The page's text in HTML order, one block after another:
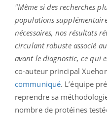
"Même si des recherches
populations
nécessaires, nos résultats
circulant robuste associé
avant le diagnostic, ce qui
co-auteur principal
communiqué. L’équipe
reprendre sa
nombre de protéines